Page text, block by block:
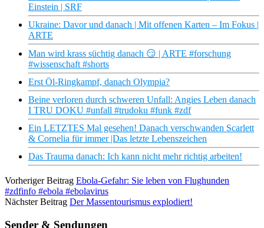
Einstein | SRF
Ukraine: Davor und danach | Mit offenen Karten – Im Fokus |
ARTE
Man wird krass süchtig danach 😏 | ARTE #forschung
#wissenschaft #shorts
Erst Öl-Ringkampf, danach Olympia?
Beine verloren durch schweren Unfall: Angies Leben danach
I TRU DOKU #unfall #trudoku #funk #zdf
Ein LETZTES Mal gesehen! Danach verschwanden Scarlett
& Cornelia für immer |Das letzte Lebenszeichen
Das Trauma danach: Ich kann nicht mehr richtig arbeiten!
Vorheriger Beitrag Ebola-Gefahr: Sie leben von Flughunden
#zdfinfo #ebola #ebolavirus
Nächster Beitrag Der Massentourismus explodiert!
Sender & Sendungen